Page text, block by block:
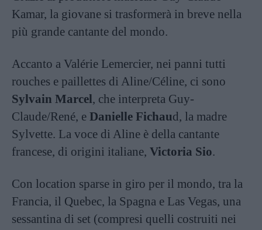
Kamar, la giovane si trasformerà in breve nella
più grande cantante del mondo.
Accanto a Valérie Lemercier, nei panni tutti
rouches e paillettes di Aline/Céline, ci sono
Sylvain Marcel, che interpreta Guy-
Claude/René, e Danielle Fichaud, la madre
Sylvette. La voce di Aline è della cantante
francese, di origini italiane, Victoria Sio.
Con location sparse in giro per il mondo, tra la
Francia, il Quebec, la Spagna e Las Vegas, una
sessantina di set (compresi quelli costruiti nei